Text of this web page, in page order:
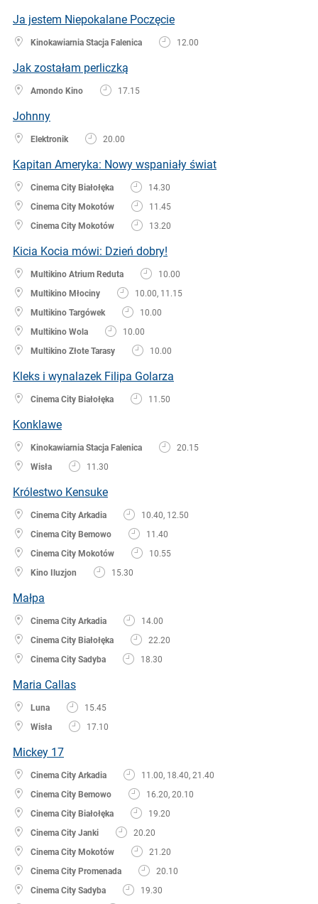
Ja jestem Niepokalane Poczęcie
Kinokawiarnia Stacja Falenica 12.00
Jak zostałam perliczką
Amondo Kino 17.15
Johnny
Elektronik 20.00
Kapitan Ameryka: Nowy wspaniały świat
Cinema City Białołęka
14.30
Cinema City Mokotów
11.45
Cinema City Mokotów
13.20
Kicia Kocia mówi: Dzień dobry!
Multikino Atrium Reduta
10.00
Multikino Młociny
10.00, 11.15
Multikino Targówek
10.00
Multikino Wola
10.00
Multikino Złote Tarasy
10.00
Kleks i wynalazek Filipa Golarza
Cinema City Białołęka 11.50
Konklawe
Kinokawiarnia Stacja Falenica
20.15
Wisła
11.30
Królestwo Kensuke
Cinema City Arkadia
10.40, 12.50
Cinema City Bemowo
11.40
Cinema City Mokotów
10.55
Kino Iluzjon
15.30
Małpa
Cinema City Arkadia
14.00
Cinema City Białołęka
22.20
Cinema City Sadyba
18.30
Maria Callas
Luna
15.45
Wisła
17.10
Mickey 17
Cinema City Arkadia
11.00, 18.40, 21.40
Cinema City Bemowo
16.20, 20.10
Cinema City Białołęka
19.20
Cinema City Janki
20.20
Cinema City Mokotów
21.20
Cinema City Promenada
20.10
Cinema City Sadyba
19.30